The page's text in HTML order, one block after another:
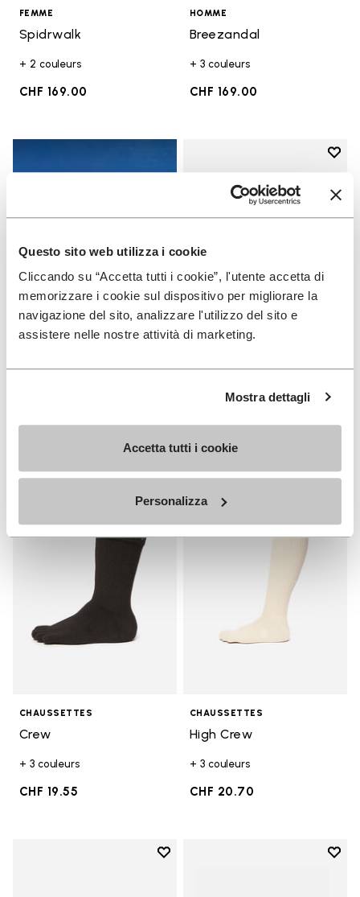
Questo sito web utilizza i cookie
Cliccando su “Accetta tutti i cookie”, l'utente accetta di
memorizzare i cookie sul dispositivo per migliorare la
navigazione del sito, analizzare l'utilizzo del sito e
assistere nelle nostre attività di marketing.
Mostra dettagli
Accetta tutti i cookie
Personalizza
FEMME
Spidrwalk
+ 2 couleurs
CHF 169.00
HOMME
Breezandal
+ 3 couleurs
CHF 169.00
Decouvrez
Add
CHF 169.00
Add to wishlist
CHAUSSETTES
Crew
+ 3 couleurs
CHF 19.55
CHAUSSETTES
High Crew
+ 3 couleurs
CHF 20.70
Add to wishlist
Add